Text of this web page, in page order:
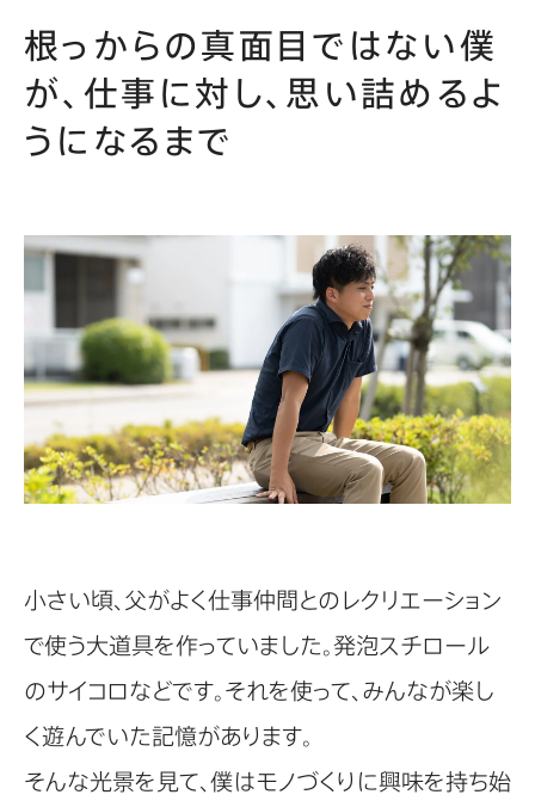
根っからの真面目ではない僕
が、仕事に対し、思い詰めるよ
うになるまで
小さい頃、父がよく仕事仲間とのレクリエーション
で使う大道具を作っていました。発泡スチロール
のサイコロなどです。それを使って、みんなが楽し
く遊んでいた記憶があります。
そんな光景を見て、僕はモノづくりに興味を持ち始